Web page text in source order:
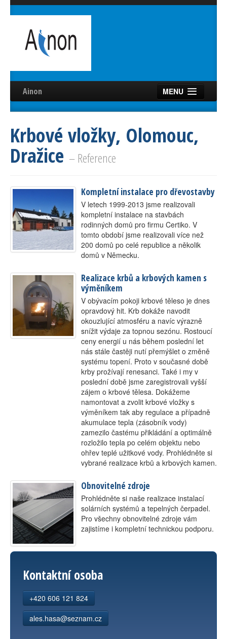
Ainon MENU
Úvod
Služby
Reference
Certifikáty
Partneři
Krbové vložky, Olomouc,
Dražice – Reference
Kompletní instalace pro dřevostavby
V letech 1999-2013 jsme realizovali
kompletní instalace na stavbách
rodinných domů pro firmu Certiko. V
tomto období jsme realizovali více než
200 domů po celé republice a několik
domů v Německu.
Realizace krbů a krbových kamen s
výměníkem
V obývacím pokoji krbové těleso je dnes
opravdový hit. Krb dokáže navodit
okouzlující atmosféru a navíc výrazně
snížit výdaje za topnou sezónu. Rostoucí
ceny energií u nás během poslední let
nás stále častěji nutí přemýšlet o změně
systému topení. Proto v současné době
krby prožívají renesanci. Také i my v
poslední době jsme zaregistrovali vyšší
zájem o krbové tělesa. Dokážeme
namontovat a zvolit krbové vložky s
výměníkem tak aby regulace a případně
akumulace tepla (zásobník vody)
zamezilo častému přikládání a optimálně
rozložilo tepla po celém objektu nebo
ohřev teplé užitkové vody. Prohlédněte si
vybrané realizace krbů a krbových kamen.
Obnovitelné zdroje
Prohlédněte si naše realizace instalací
solárních systémů a tepelných čerpadel.
Pro všechny obnovitelné zdroje vám
zajistíme i kompletní technickou podporu.
Kontaktní osoba
+420 606 121 824
ales.hasa@seznam.cz